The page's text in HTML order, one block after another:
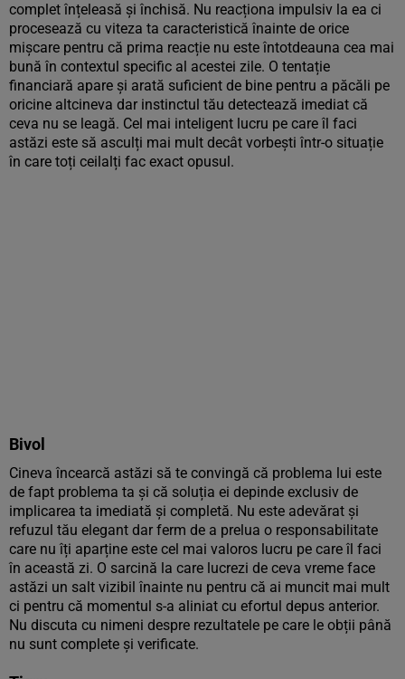
complet înțeleasă și închisă. Nu reacționa impulsiv la ea ci
procesează cu viteza ta caracteristică înainte de orice
mișcare pentru că prima reacție nu este întotdeauna cea mai
bună în contextul specific al acestei zile. O tentație
financiară apare și arată suficient de bine pentru a păcăli pe
oricine altcineva dar instinctul tău detectează imediat că
ceva nu se leagă. Cel mai inteligent lucru pe care îl faci
astăzi este să asculți mai mult decât vorbești într-o situație
în care toți ceilalți fac exact opusul.
Bivol
Cineva încearcă astăzi să te convingă că problema lui este
de fapt problema ta și că soluția ei depinde exclusiv de
implicarea ta imediată și completă. Nu este adevărat și
refuzul tău elegant dar ferm de a prelua o responsabilitate
care nu îți aparține este cel mai valoros lucru pe care îl faci
în această zi. O sarcină la care lucrezi de ceva vreme face
astăzi un salt vizibil înainte nu pentru că ai muncit mai mult
ci pentru că momentul s-a aliniat cu efortul depus anterior.
Nu discuta cu nimeni despre rezultatele pe care le obții până
nu sunt complete și verificate.